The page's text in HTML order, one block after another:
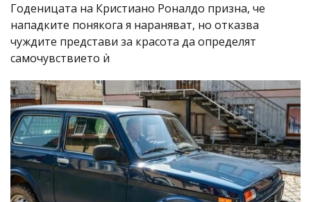
Годеницата на Кристиано Роналдо призна, че
нападките понякога я нараняват, но отказва
чуждите представи за красота да определят
самочувствието ѝ